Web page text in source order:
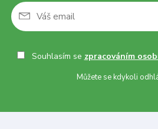
Souhlasím se zpracováním
Můžete se kdykoli